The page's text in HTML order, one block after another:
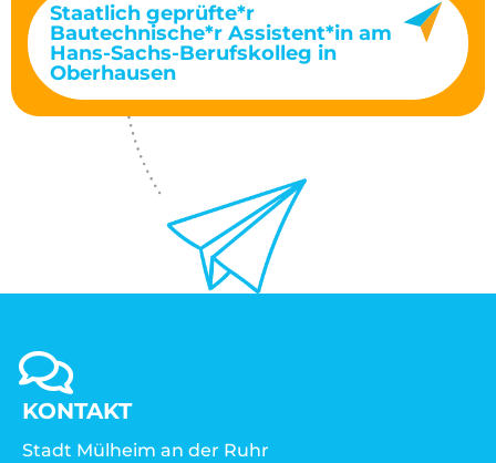
Staatlich geprüfte*r
Bautechnische*r Assistent*in am
Hans-Sachs-Berufskolleg in
Oberhausen
KONTAKT
Stadt Mülheim an der Ruhr